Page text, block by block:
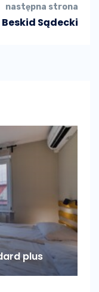
następna strona
Beskid Sądecki
plus